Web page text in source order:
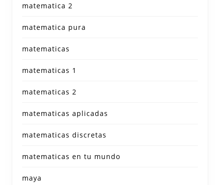
matematica 2
matematica pura
matematicas
matematicas 1
matematicas 2
matematicas aplicadas
matematicas discretas
matematicas en tu mundo
maya